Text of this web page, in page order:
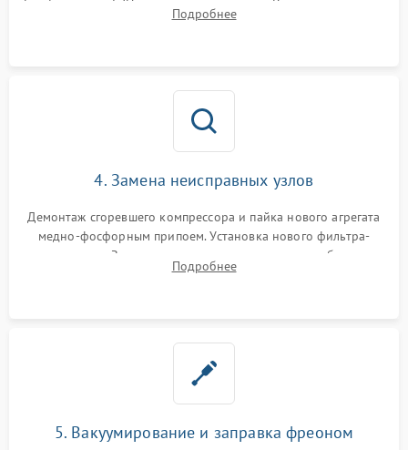
платы управления при сбоях алгоритмов.
Подробнее
4. Замена неисправных узлов
Демонтаж сгоревшего компрессора и пайка нового агрегата
медно-фосфорным припоем. Установка нового фильтра-
осушителя. Замена изношенных вентиляторов обдува,
сломанных заслонок или поврежденных дверных петель.
Подробнее
5. Вакуумирование и заправка фреоном